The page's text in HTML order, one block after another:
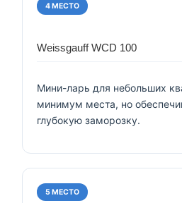
4 МЕСТО
Weissgauff WCD 100
Мини-ларь для небольших
минимум места, но
глубокую заморозку.
5 МЕСТО